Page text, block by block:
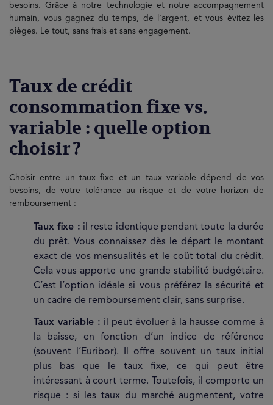
besoins. Grâce à notre technologie et notre accompagnement
humain, vous gagnez du temps, de l’argent, et vous évitez les
pièges. Le tout, sans frais et sans engagement.
Taux de crédit
consommation fixe vs.
variable : quelle option
choisir ?
Choisir entre un taux fixe et un taux variable dépend de vos
besoins, de votre tolérance au risque et de votre horizon de
remboursement :
Taux fixe : il reste identique pendant toute la durée
du prêt. Vous connaissez dès le départ le montant
exact de vos mensualités et le coût total du crédit.
Cela vous apporte une grande stabilité budgétaire.
C’est l’option idéale si vous préférez la sécurité et
un cadre de remboursement clair, sans surprise.
Taux variable : il peut évoluer à la hausse comme à
la baisse, en fonction d’un indice de référence
(souvent l’Euribor). Il offre souvent un taux initial
plus bas que le taux fixe, ce qui peut être
intéressant à court terme. Toutefois, il comporte un
risque : si les taux du marché augmentent, votre